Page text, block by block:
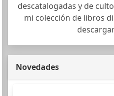
descatalogadas y de
mi colección de libros
Novedades